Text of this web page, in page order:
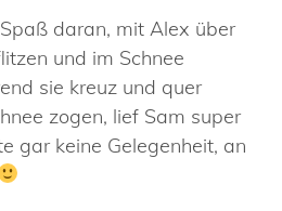
daran, mit Alex über
und im Schnee
sie kreuz und quer
zogen, lief Sam super
gar keine Gelegenheit, an